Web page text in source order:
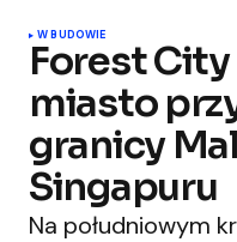
W BUDOWIE
Forest City
miasto
granicy
Singapuru
Na południowym